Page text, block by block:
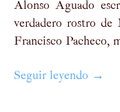
Alonso Aguado
verdadero rostro de
Francisco Pacheco,
Seguir leyendo →